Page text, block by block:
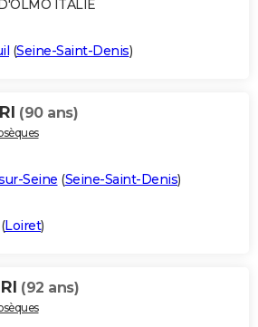
ITALIE
(Seine-Saint-Denis)
(90 ans)
Seine (Seine-Saint-Denis)
(Loiret)
(92 ans)